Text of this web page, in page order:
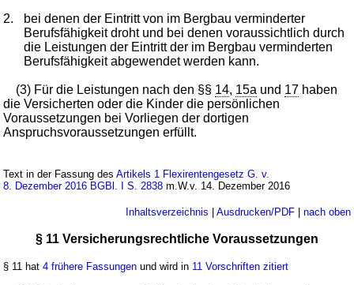
2.
bei denen der Eintritt von im Bergbau verminderter
Berufsfähigkeit droht und bei denen voraussichtlich durch
die Leistungen der Eintritt der im Bergbau verminderten
Berufsfähigkeit abgewendet werden kann.
(3) Für die Leistungen nach den §§ 14, 15a und 17 haben
die Versicherten oder die Kinder die persönlichen
Voraussetzungen bei Vorliegen der dortigen
Anspruchsvoraussetzungen erfüllt.
Text in der Fassung desArtikels 1 Flexirentengesetz G. v.
8. Dezember 2016 BGBl. I S. 2838 m.W.v. 14. Dezember 2016
Inhaltsverzeichnis | Ausdrucken/PDF| nach oben
§ 11 Versicherungsrechtliche Voraussetzungen
§ 11 hat4 frühere Fassungen und wird in 11 Vorschriften zitiert